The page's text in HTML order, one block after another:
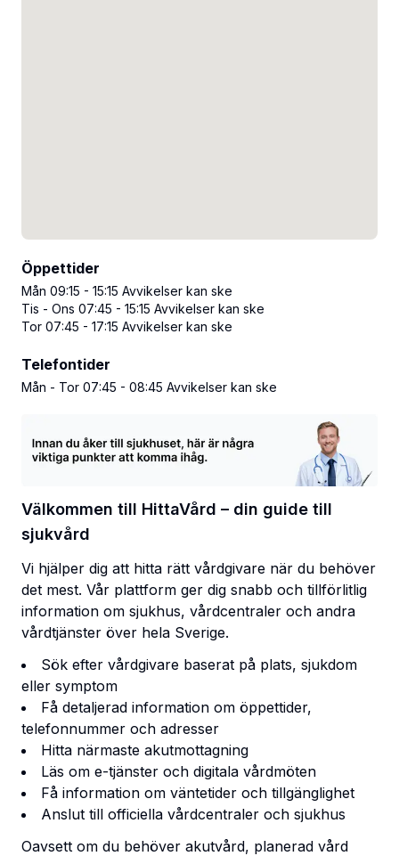
Öppettider
Mån 09:15 - 15:15 Avvikelser kan ske
Tis - Ons 07:45 - 15:15 Avvikelser kan ske
Tor 07:45 - 17:15 Avvikelser kan ske
Telefontider
Mån - Tor 07:45 - 08:45 Avvikelser kan ske
Välkommen till HittaVård – din guide till
sjukvård
Vi hjälper dig att hitta rätt vårdgivare när du behöver
det mest. Vår plattform ger dig snabb och tillförlitlig
information om sjukhus, vårdcentraler och andra
vårdtjänster över hela Sverige.
Sök efter vårdgivare baserat på plats, sjukdom
eller symptom
Få detaljerad information om öppettider,
telefonnummer och adresser
Hitta närmaste akutmottagning
Läs om e-tjänster och digitala vårdmöten
Få information om väntetider och tillgänglighet
Anslut till officiella vårdcentraler och sjukhus
Oavsett om du behöver akutvård, planerad vård